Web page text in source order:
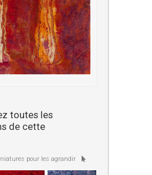
toutes les
de cette
pour les agrandir